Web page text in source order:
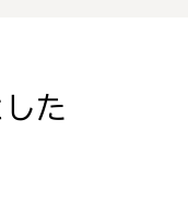
た